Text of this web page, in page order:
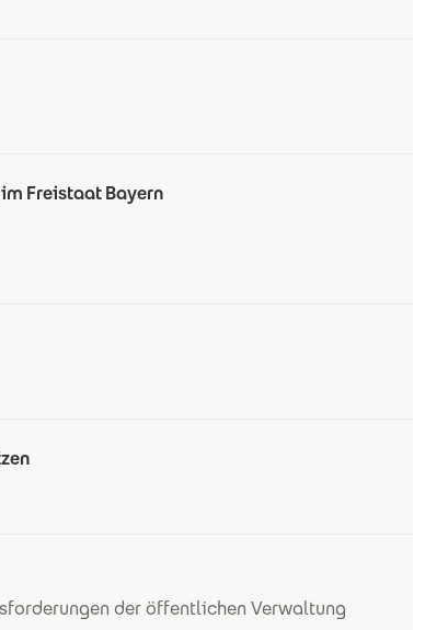
Freistaat Bayern
der öffentlichen Verwaltung